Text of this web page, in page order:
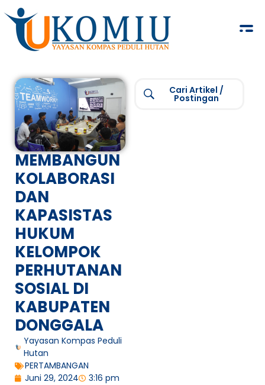
MEMBANGUN
KOLABORASI
DAN
KAPASISTAS
HUKUM
KELOMPOK
PERHUTANAN
SOSIAL DI
KABUPATEN
DONGGALA
Yayasan Kompas Peduli
Hutan
PERTAMBANGAN
Juni 29, 2024
3:16 pm
Cari Artikel /
Postingan